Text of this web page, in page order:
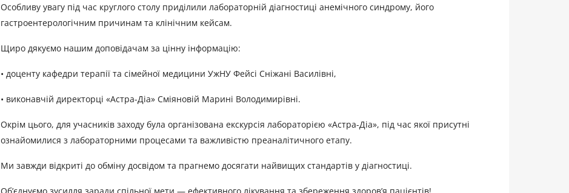
Особливу увагу під час круглого столу приділили лабораторній діагностиці анемічного синдрому, його
гастроентерологічним причинам та клінічним кейсам.
Щиро дякуємо нашим доповідачам за цінну інформацію:
• доценту кафедри терапії та сімейної медицини УжНУ Фейсі Сніжані Василівні,
• виконавчій директорці «Астра-Діа» Сміяновій Марині Володимирівні.
Окрім цього, для учасників заходу була організована екскурсія лабораторією «Астра-Діа», під час якої присутні
ознайомилися з лабораторними процесами та важливістю преаналітичного етапу.
Ми завжди відкриті до обміну досвідом та прагнемо досягати найвищих стандартів у діагностиці.